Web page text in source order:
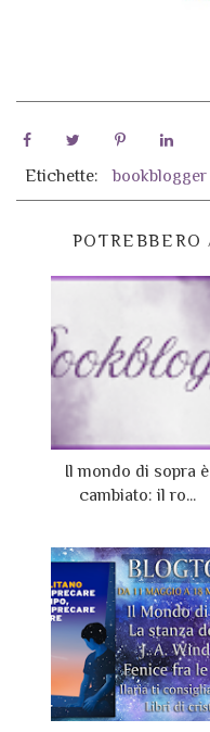
Etichette:bookblogger
POTREBBERO
Il mondo di sopra è
cambiato: il ro...